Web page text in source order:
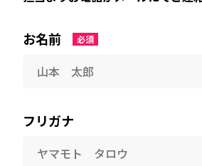
お名前 必須
フリガナ